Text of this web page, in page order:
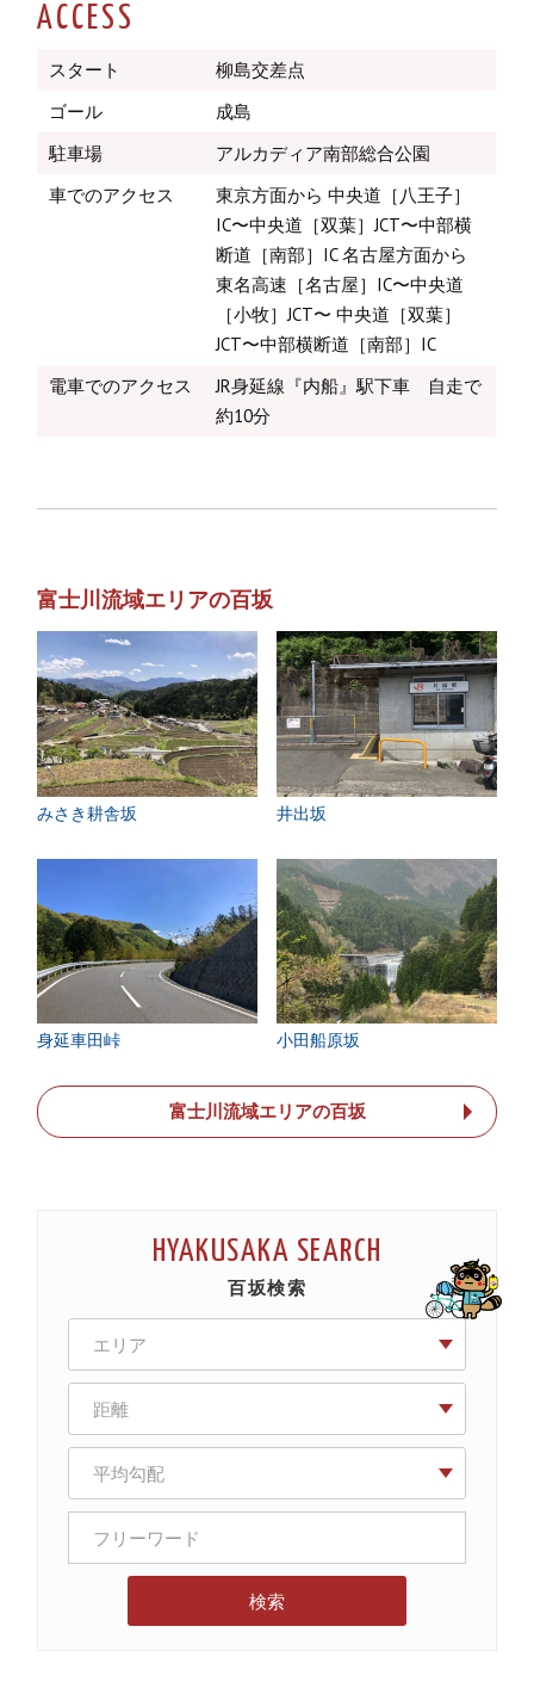
ACCESS
スタート
柳島交差点
ゴール
成島
駐車場
アルカディア南部総合公園
車でのアクセス
東京方面から 中央道［八王子］
IC〜中央道［双葉］JCT〜中部横
断道［南部］IC 名古屋方面から
東名高速［名古屋］IC〜中央道
［小牧］JCT〜 中央道［双葉］
JCT〜中部横断道［南部］IC
電車でのアクセス
JR身延線『内船』駅下車 自走で
約10分
富士川流域エリアの百坂
みさき耕舎坂 井出坂
身延車田峠 小田船原坂
富士川流域エリアの百坂
HYAKUSAKA SEARCH
百坂検索